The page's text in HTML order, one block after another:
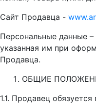
Сайт Продавца -
Персональные данные
указанная им при
Продавца.
ОБЩИЕ
1.1. Продавец